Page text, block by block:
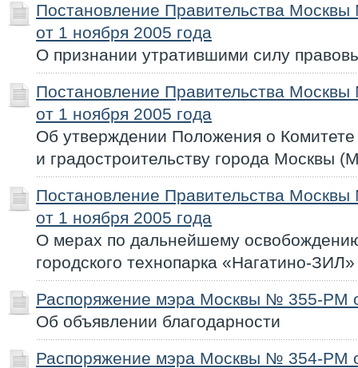
Постановление Правительства
от 1 ноября 2005 года
О признании утратившими силу
Постановление Правительства
от 1 ноября 2005 года
Об утверждении Положения о Комитете
и градостроительству города Москвы
Постановление Правительства
от 1 ноября 2005 года
О мерах по дальнейшему
городского технопарка «Нагатино-ЗИЛ»
Распоряжение мэра Москвы № 355-РМ
Об объявлении благодарности
Распоряжение мэра Москвы № 354-РМ